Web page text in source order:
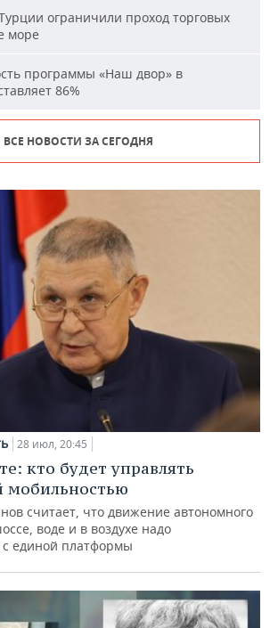
ограничили проход торговых
море
программы «Наш двор» в
86%
ВСЕ НОВОСТИ ЗА СЕГОДНЯ
28 июл, 20:45
кто будет управлять
мобильностью
считает, что движение автономного
воде и в воздухе надо
с единой платформы